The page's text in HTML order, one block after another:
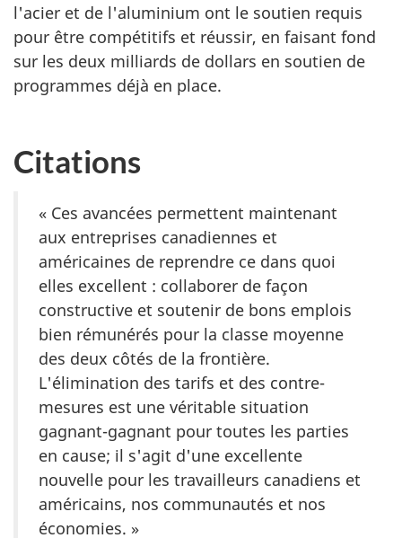
l'acier et de l'aluminium ont le soutien requis
pour être compétitifs et réussir, en faisant fond
sur les deux milliards de dollars en soutien de
programmes déjà en place.
Citations
« Ces avancées permettent maintenant
aux entreprises canadiennes et
américaines de reprendre ce dans quoi
elles excellent : collaborer de façon
constructive et soutenir de bons emplois
bien rémunérés pour la classe moyenne
des deux côtés de la frontière.
L'élimination des tarifs et des contre-
mesures est une véritable situation
gagnant-gagnant pour toutes les parties
en cause; il s'agit d'une excellente
nouvelle pour les travailleurs canadiens et
américains, nos communautés et nos
économies. »